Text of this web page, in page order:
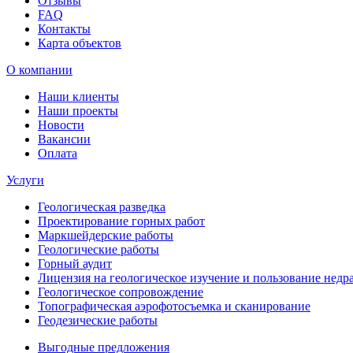
FAQ
Контакты
Карта объектов
О компании
Наши клиенты
Наши проекты
Новости
Вакансии
Оплата
Услуги
Геологическая разведка
Проектирование горных работ
Маркшейдерские работы
Геологические работы
Горный аудит
Лицензия на геологическое изучение и пользование
Геологическое сопровождение
Топографическая аэрофотосъемка и сканирование
Геодезические работы
Выгодные предложения